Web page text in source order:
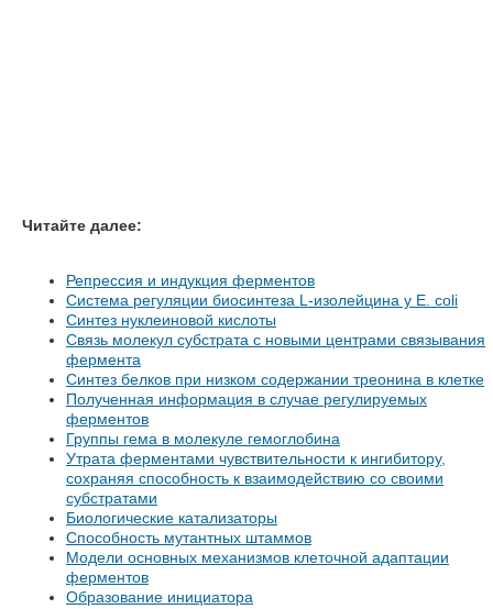
Читайте далее:
Репрессия и индукция ферментов
Система регуляции биосинтеза L-изолейцина у Е. coli
Синтез нуклеиновой кислоты
Связь молекул субстрата с новыми центрами связывания
фермента
Синтез белков при низком содержании треонина в клетке
Полученная информация в случае регулируемых
ферментов
Группы гема в молекуле гемоглобина
Утрата ферментами чувствительности к ингибитору,
сохраняя способность к взаимодействию со своими
субстратами
Биологические катализаторы
Способность мутантных штаммов
Модели основных механизмов клеточной адаптации
ферментов
Образование инициатора